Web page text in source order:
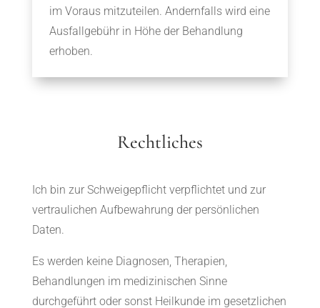
im Voraus mitzuteilen. Andernfalls wird eine
Ausfallgebühr in Höhe der Behandlung
erhoben.
Rechtliches
Ich bin zur Schweigepflicht verpflichtet und zur
vertraulichen Aufbewahrung der persönlichen
Daten.
Es werden keine Diagnosen, Therapien,
Behandlungen im medizinischen Sinne
durchgeführt oder sonst Heilkunde im gesetzlichen